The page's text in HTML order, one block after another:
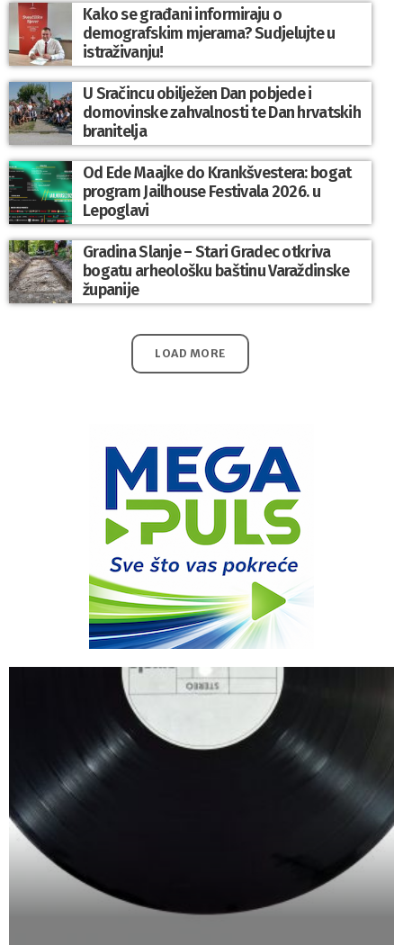
Kako se građani informiraju o
demografskim mjerama? Sudjelujte u
istraživanju!
U Sračincu obilježen Dan pobjede i
domovinske zahvalnosti te Dan hrvatskih
branitelja
Od Ede Maajke do Krankšvestera: bogat
program Jailhouse Festivala 2026. u
Lepoglavi
Gradina Slanje – Stari Gradec otkriva
bogatu arheološku baštinu Varaždinske
županije
LOAD MORE